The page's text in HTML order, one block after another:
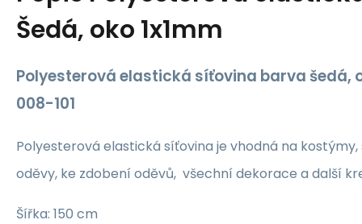
Šedá, oko 1x1mm
Polyesterová elastická síťovina barva šedá,
008-101
Polyesterová elastická síťovina je vhodná na
oděvy, ke zdobení oděvů, všechní dekorace a další
Šířka: 150 cm